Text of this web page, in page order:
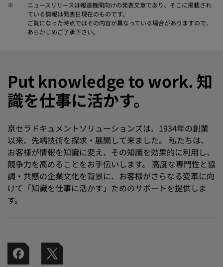
※
ニュースリリースは報道機関向けの発表文章であり、そこに掲載され
ている情報は発表日現在のものです。
ご覧になった時点ではその内容が異なっている場合がありますので、
あらかじめご了承下さい。
Put knowledge to work. 知
識を仕事に活かす。
京セラドキュメントソリューションズは、1934年の創業
以来、先端技術を探求・展開して来ました。 私たちは、
お客様が情報を知識に変え、その知識を効果的に利用し、
競争力を高めることをお手伝いします。 高度な専門性と協
調・共感の企業文化を背景に、お客様がさらなる変革に向
けて「知識を仕事に活かす」ためのサポートを提供しま
す。